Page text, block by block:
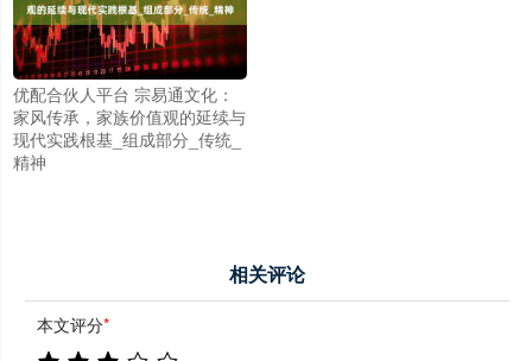
优配合伙人平台 宗易通文化：
家风传承，家族价值观的延续与
现代实践根基_组成部分_传统_
精神
相关评论
本文评分*